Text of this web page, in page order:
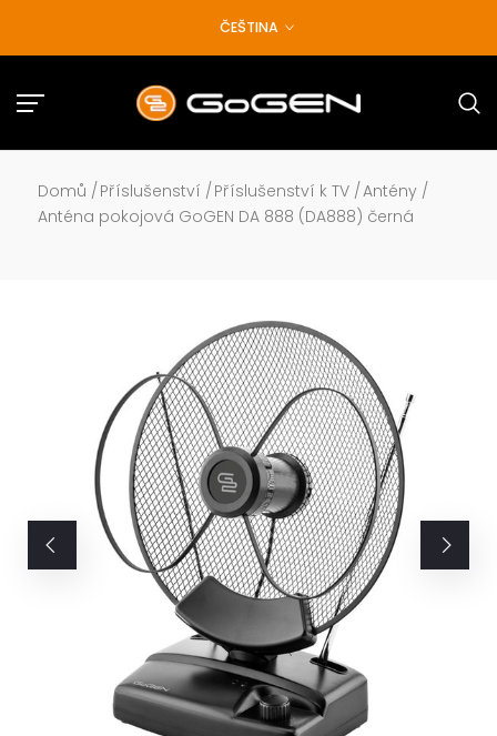
na
ČEŠTINA
Domů / Příslušenství / Příslušenství k TV /Antény /
Anténa pokojová GoGEN DA 888 (DA888) černá